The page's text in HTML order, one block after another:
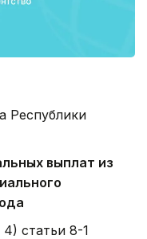
Республики
выплат из
статьи 8-1